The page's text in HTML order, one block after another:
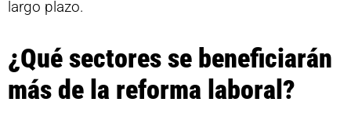
largo plazo.
¿Qué sectores se beneficiarán
más de la reforma laboral?